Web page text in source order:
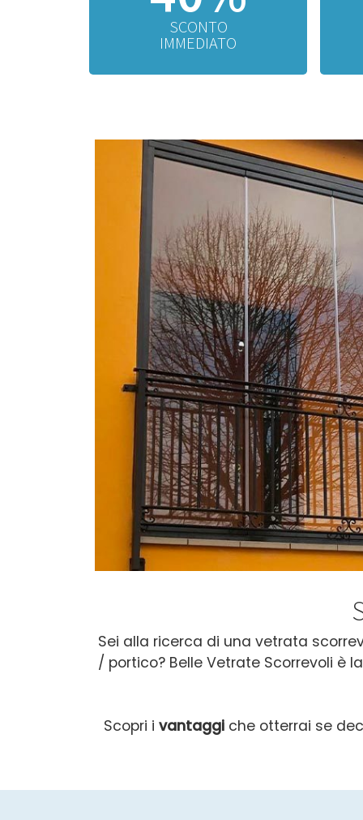
SCONTO
IMMEDIATO
Sei alla ricerca di una vetrata
/ portico? Belle Vetrate Scorrevoli è
Scopri i vantaggi che otterrai se